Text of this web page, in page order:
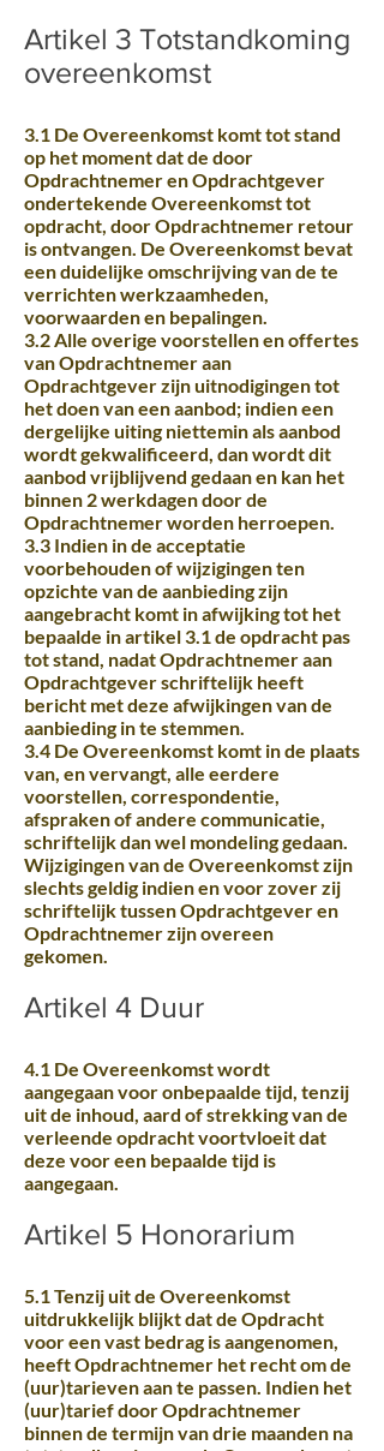
Artikel 3 Totstandkoming
overeenkomst
3.1 De Overeenkomst komt tot stand
op het moment dat de door
Opdrachtnemer en Opdrachtgever
ondertekende Overeenkomst tot
opdracht, door Opdrachtnemer retour
is ontvangen. De Overeenkomst bevat
een duidelijke omschrijving van de te
verrichten werkzaamheden,
voorwaarden en bepalingen.
3.2 Alle overige voorstellen en offertes
van Opdrachtnemer aan
Opdrachtgever zijn uitnodigingen tot
het doen van een aanbod; indien een
dergelijke uiting niettemin als aanbod
wordt gekwalificeerd, dan wordt dit
aanbod vrijblijvend gedaan en kan het
binnen 2 werkdagen door de
Opdrachtnemer worden herroepen.
3.3 Indien in de acceptatie
voorbehouden of wijzigingen ten
opzichte van de aanbieding zijn
aangebracht komt in afwijking tot het
bepaalde in artikel 3.1 de opdracht pas
tot stand, nadat Opdrachtnemer aan
Opdrachtgever schriftelijk heeft
bericht met deze afwijkingen van de
aanbieding in te stemmen.
3.4 De Overeenkomst komt in de plaats
van, en vervangt, alle eerdere
voorstellen, correspondentie,
afspraken of andere communicatie,
schriftelijk dan wel mondeling gedaan.
Wijzigingen van de Overeenkomst zijn
slechts geldig indien en voor zover zij
schriftelijk tussen Opdrachtgever en
Opdrachtnemer zijn overeen
gekomen.
Artikel 4 Duur
4.1 De Overeenkomst wordt
aangegaan voor onbepaalde tijd, tenzij
uit de inhoud, aard of strekking van de
verleende opdracht voortvloeit dat
deze voor een bepaalde tijd is
aangegaan.
Artikel 5 Honorarium
5.1 Tenzij uit de Overeenkomst
uitdrukkelijk blijkt dat de Opdracht
voor een vast bedrag is aangenomen,
heeft Opdrachtnemer het recht om de
(uur)tarieven aan te passen. Indien het
(uur)tarief door Opdrachtnemer
binnen de termijn van drie maanden na